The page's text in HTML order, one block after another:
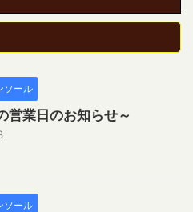
ソール
営業日のお知らせ～
ソール